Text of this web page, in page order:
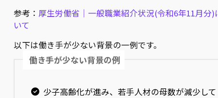
参考： 厚生労働省｜一般職業紹介状況(令和6年11月分)
いて
以下は働き手が少ない背景の一例です。
働き手が少ない背景の例
少子高齢化が進み、若手人材の母数が減少して